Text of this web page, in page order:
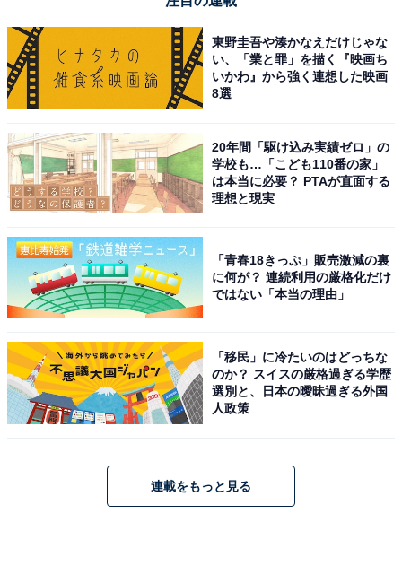
1 2
東野圭吾や湊かなえだけじゃな
い、「業と罪」を描く『映画ち
いかわ』から強く連想した映画
8選
20年間「駆け込み実績ゼロ」の
学校も…「こども110番の家」
は本当に必要？ PTAが直面する
理想と現実
「青春18きっぷ」販売激減の裏
に何が？ 連続利用の厳格化だけ
ではない「本当の理由」
「移民」に冷たいのはどっちな
のか？ スイスの厳格過ぎる学歴
選別と、日本の曖昧過ぎる外国
人政策
連載をもっと見る